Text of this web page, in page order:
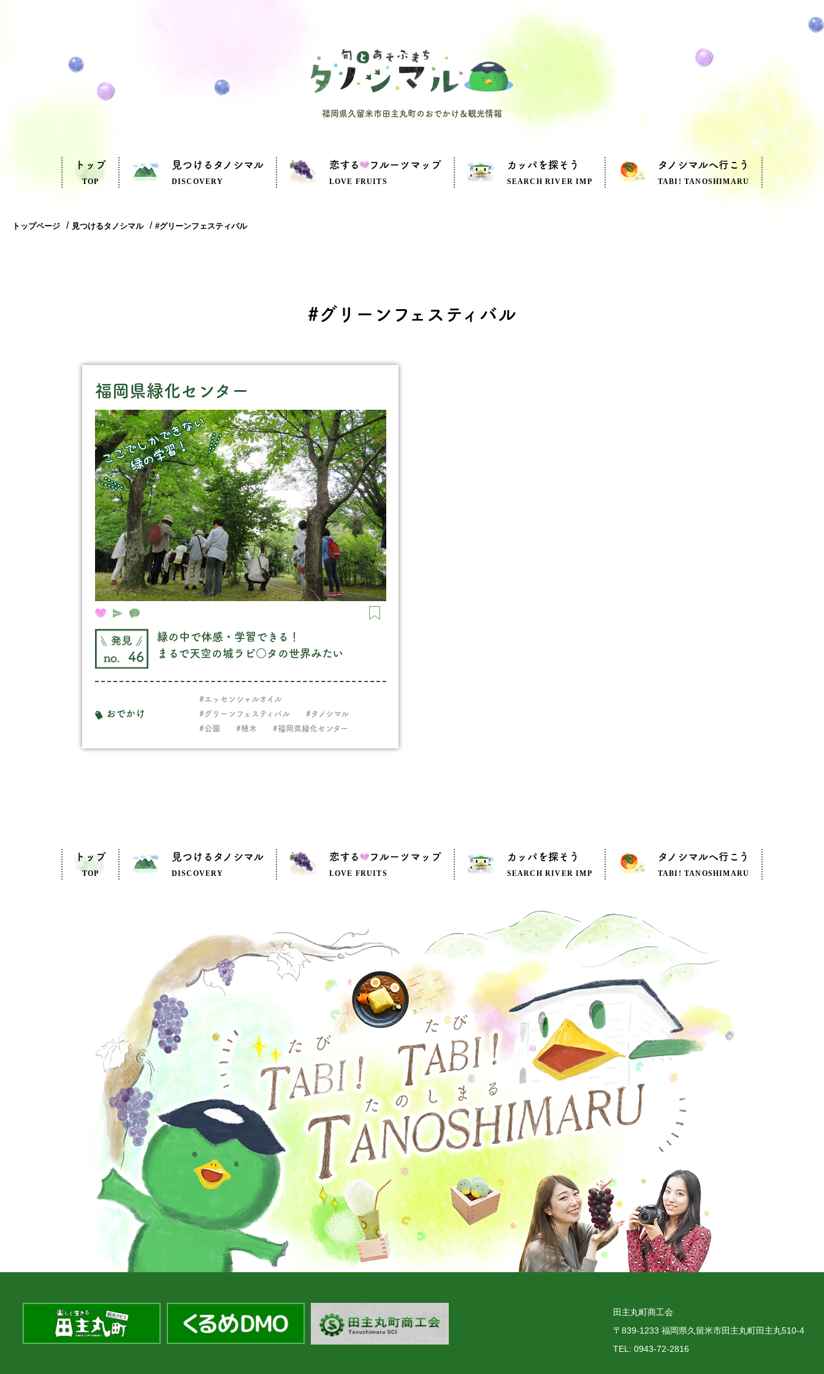
福岡県久留米市田主丸町のおでかけ＆観光情報
トップ
TOP
見つけるタノシマル
DISCOVERY
恋する フルーツマップ
LOVE FRUITS
カッパを探そう
SEARCH RIVER IMP
タノシマルへ行こう
TABI! TANOSHIMARU
トップページ 見つけるタノシマル #グリーンフェスティバル
#グリーンフェスティバル
福岡県緑化センター
46
緑の中で体感・学習できる！
まるで天空の城ラピ○タの世界みたい
おでかけ
#エッセンシャルオイル
#グリーンフェスティバル
#タノシマル
#公園
#植木 #福岡県緑化センター
トップ
TOP
見つけるタノシマル
DISCOVERY
恋する フルーツマップ
LOVE FRUITS
カッパを探そう
SEARCH RIVER IMP
タノシマルへ行こう
TABI! TANOSHIMARU
田主丸町商工会
〒839-1233 福岡県久留米市田主丸町田主丸510-4
TEL: 0943-72-2816